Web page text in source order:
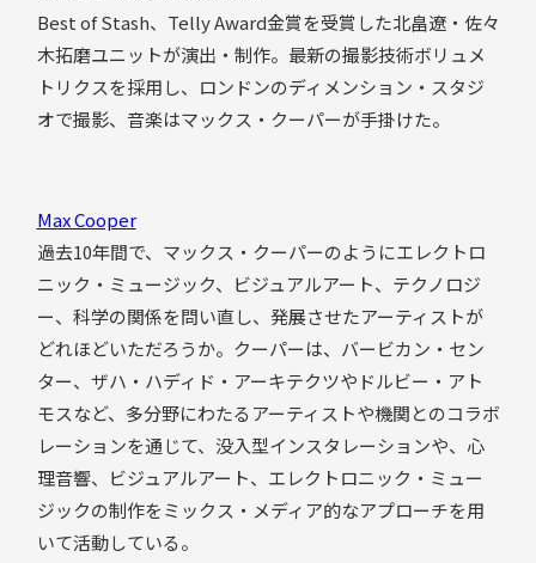
Best of Stash、Telly Award金賞を受賞した北畠遼・佐々
木拓磨ユニットが演出・制作。最新の撮影技術ボリュメ
トリクスを採用し、ロンドンのディメンション・スタジ
オで撮影、音楽はマックス・クーパーが手掛けた。
Max Cooper
過去10年間で、マックス・クーパーのようにエレクトロ
ニック・ミュージック、ビジュアルアート、テクノロジ
ー、科学の関係を問い直し、発展させたアーティストが
どれほどいただろうか。クーパーは、バービカン・セン
ター、ザハ・ハディド・アーキテクツやドルビー・アト
モスなど、多分野にわたるアーティストや機関とのコラボ
レーションを通じて、没入型インスタレーションや、心
理音響、ビジュアルアート、エレクトロニック・ミュー
ジックの制作をミックス・メディア的なアプローチを用
いて活動している。